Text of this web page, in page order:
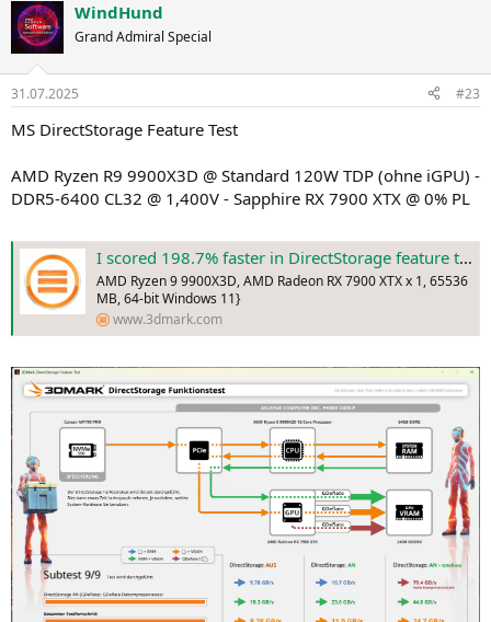
WindHund
Grand Admiral Special
31.07.2025 #23
MS DirectStorage Feature Test
AMD Ryzen R9 9900X3D @ Standard 120W TDP (ohne iGPU) -
DDR5-6400 CL32 @ 1,400V - Sapphire RX 7900 XTX @ 0% PL
I scored 198.7% faster in DirectStorage feature test
AMD Ryzen 9 9900X3D, AMD Radeon RX 7900 XTX x 1, 65536
MB, 64-bit Windows 11}
www.3dmark.com